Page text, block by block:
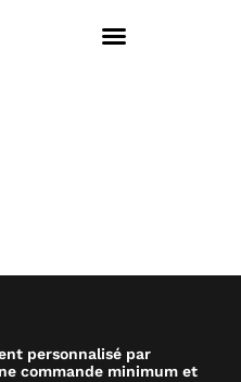
personnalisé par
commande minimum et